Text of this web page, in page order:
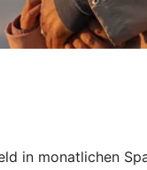
in monatlichen